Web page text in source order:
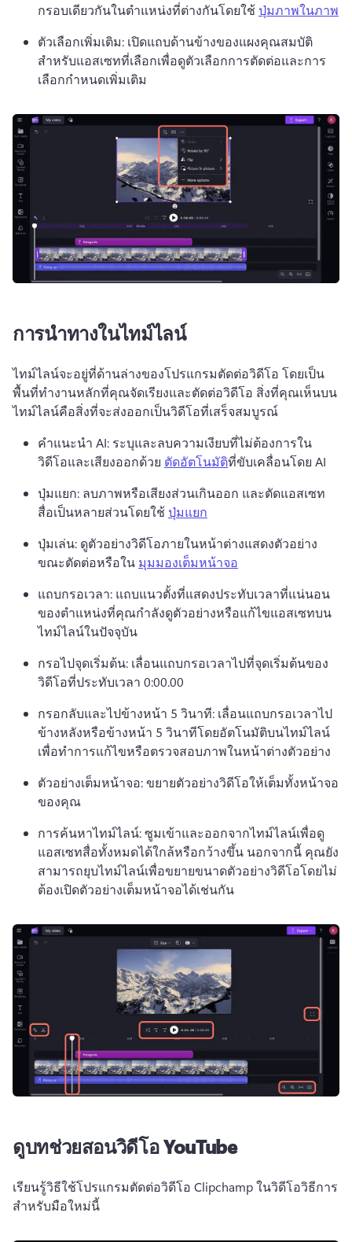
กรอบเดียวกันในตำแหน่งที่ต่างกันโดยใช้ ปุ่มภาพในภาพ
ตัวเลือกเพิ่มเติม: เปิดแถบด้านข้างของแผงคุณสมบัติ
สำหรับแอสเซทที่เลือกเพื่อดูตัวเลือกการตัดต่อและการ
เลือกกำหนดเพิ่มเติม
การนำทางในไทม์ไลน์
ไทม์ไลน์จะอยู่ที่ด้านล่างของโปรแกรมตัดต่อวิดีโอ โดยเป็น
พื้นที่ทำงานหลักที่คุณจัดเรียงและตัดต่อวิดีโอ สิ่งที่คุณเห็นบน
ไทม์ไลน์คือสิ่งที่จะส่งออกเป็นวิดีโอที่เสร็จสมบูรณ์
คำแนะนำ AI: ระบุและลบความเงียบที่ไม่ต้องการใน
วิดีโอและเสียงออกด้วย ตัดอัตโนมัติที่ขับเคลื่อนโดย AI
ปุ่มแยก: ลบภาพหรือเสียงส่วนเกินออก และตัดแอสเซท
สื่อเป็นหลายส่วนโดยใช้ ปุ่มแยก
ปุ่มเล่น: ดูตัวอย่างวิดีโอภายในหน้าต่างแสดงตัวอย่าง
ขณะตัดต่อหรือใน มุมมองเต็มหน้าจอ
แถบกรอเวลา: แถบแนวตั้งที่แสดงประทับเวลาที่แน่นอน
ของตำแหน่งที่คุณกำลังดูตัวอย่างหรือแก้ไขแอสเซทบน
ไทม์ไลน์ในปัจจุบัน
กรอไปจุดเริ่มต้น: เลื่อนแถบกรอเวลาไปที่จุดเริ่มต้นของ
วิดีโอที่ประทับเวลา 0:00.00
กรอกลับและไปข้างหน้า 5 วินาที: เลื่อนแถบกรอเวลาไป
ข้างหลังหรือข้างหน้า 5 วินาทีโดยอัตโนมัติบนไทม์ไลน์
เพื่อทำการแก้ไขหรือตรวจสอบภาพในหน้าต่างตัวอย่าง
ตัวอย่างเต็มหน้าจอ: ขยายตัวอย่างวิดีโอให้เต็มทั้งหน้าจอ
ของคุณ
การค้นหาไทม์ไลน์: ซูมเข้าและออกจากไทม์ไลน์เพื่อดู
แอสเซทสื่อทั้งหมดได้ใกล้หรือกว้างขึ้น นอกจากนี้ คุณยัง
สามารถยุบไทม์ไลน์เพื่อขยายขนาดตัวอย่างวิดีโอโดยไม่
ต้องเปิดตัวอย่างเต็มหน้าจอได้เช่นกัน
ดูบทช่วยสอนวิดีโอ YouTube
เรียนรู้วิธีใช้โปรแกรมตัดต่อวิดีโอ Clipchamp ในวิดีโอวิธีการ
สำหรับมือใหม่นี้